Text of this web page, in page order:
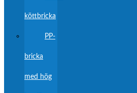
köttbricka
PP-
bricka
med hög